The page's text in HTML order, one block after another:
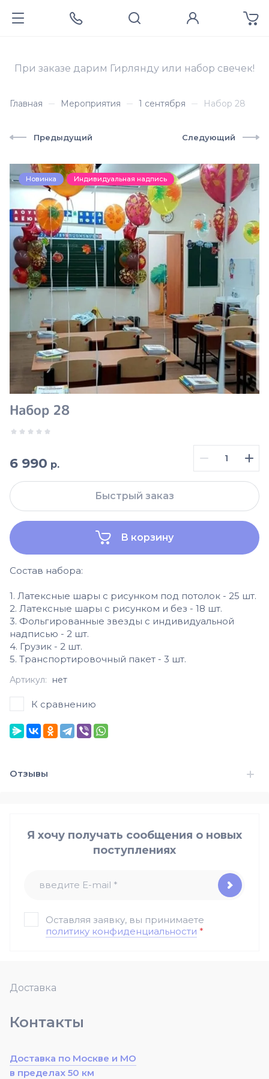
При заказе дарим Гирлянду или набор свечек!
Главная Мероприятия 1 сентября Набор 28
Предыдущий Следующий
Новинка Индивидуальная надпись
Набор 28
6 990 р.
В корзину
Быстрый заказ
Состав набора:
1. Латексные шары с рисунком под потолок - 25 шт.
2. Латексные шары с рисунком и без - 18 шт.
3. Фольгированные звезды с индивидуальной
надписью - 2 шт.
4. Грузик - 2 шт.
5. Транспортировочный пакет - 3 шт.
Артикул: нет
К сравнению
Отзывы
Доставка
Контакты
Доставка по Москве и МО
в пределах 50 км
Я хочу получать сообщения о новых
поступлениях
Оставляя заявку, вы принимаете
политику конфиденциальности *